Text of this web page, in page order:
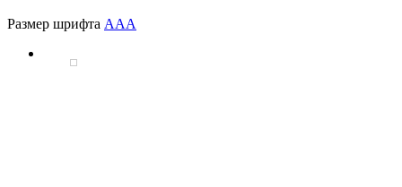
Размер шрифта AAA